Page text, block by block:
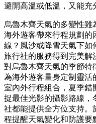
避開高溫或低溫，又能充
烏魯木齊天氣的多變性
海外遊客帶來行程規劃
線？風沙或降雪天氣下如
旅行社的服務得到完美解
對烏魯木齊天氣的季節特
為海外遊客量身定制靈活
室內外行程組合，夏季錯
捉最佳光影的攝影路線，
社都能提供全方位支持。
程提醒天氣變化和防護要